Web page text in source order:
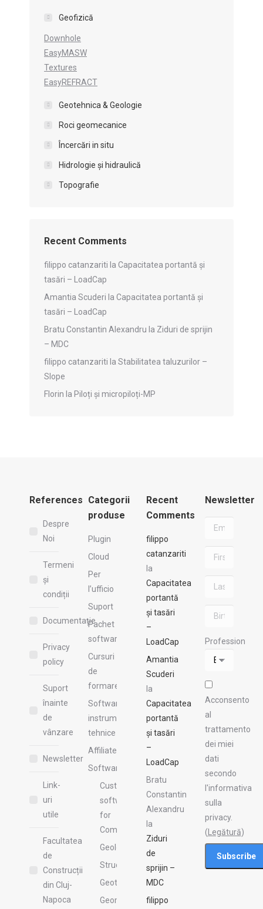
Geofizică
Downhole
EasyMASW
Textures
EasyREFRACT
Geotehnica & Geologie
Roci geomecanice
Încercări in situ
Hidrologie şi hidraulică
Topografie
Recent Comments
filippo catanzariti la Capacitatea portantă și
tasări – LoadCap
Amantia Scuderi la Capacitatea portantă și
tasări – LoadCap
Bratu Constantin Alexandru la Ziduri de sprijin
– MDC
filippo catanzariti la Stabilitatea taluzurilor –
Slope
Florin la Piloți și micropiloți-MP
References
Despre
Noi
Termeni
și
condiții
Documentație
Privacy
policy
Suport
înainte
de
vânzare
Newsletter
Link-
uri
utile
Facultatea
de
Construcții
din Cluj-
Napoca
Categorii
produse
Plugin
Cloud
Per
l’ufficio
Suport
Pachet
software
Cursuri
de
formare
Software si
instrumente
tehnice
Affiliate
Software
Custom
software
for
Companies
Geologie
Structuri
Geotehnică
Geomecanică
Recent
Comments
filippo
catanzariti
la
Capacitatea
portantă
și tasări
–
LoadCap
Amantia
Scuderi
la
Capacitatea
portantă
și tasări
–
LoadCap
Bratu
Constantin
Alexandru
la
Ziduri
de
sprijin –
MDC
filippo
Newsletter
Profession
Acconsento
al
trattamento
dei miei
dati
secondo
l'informativa
sulla
privacy.
( Legătură)